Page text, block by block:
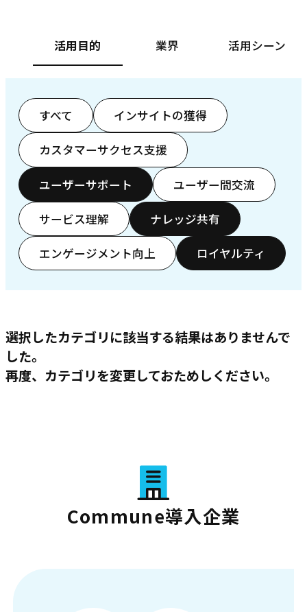
活用目的 業界 活用シーン
すべて インサイトの獲得
カスタマーサクセス支援
ユーザーサポート ユーザー間交流
サービス理解 ナレッジ共有
エンゲージメント向上 ロイヤルティ
選択したカテゴリに該当する結果はありませんで
した。
再度、カテゴリを変更しておためしください。
Commune導入企業